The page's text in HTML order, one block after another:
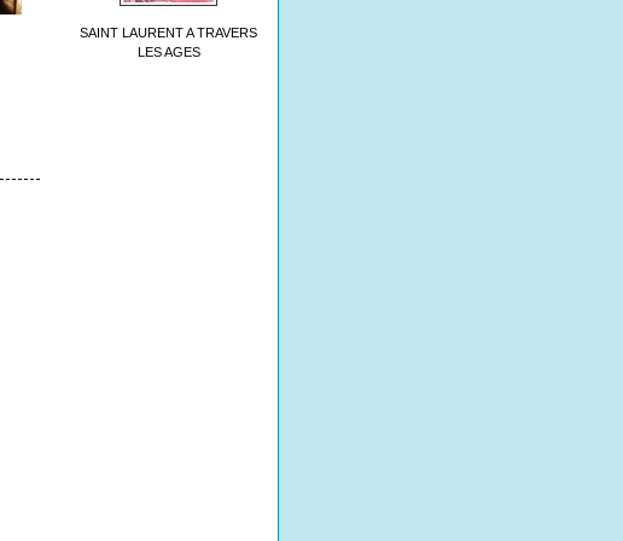
SAINT LAURENT A TRAVERS
LES AGES